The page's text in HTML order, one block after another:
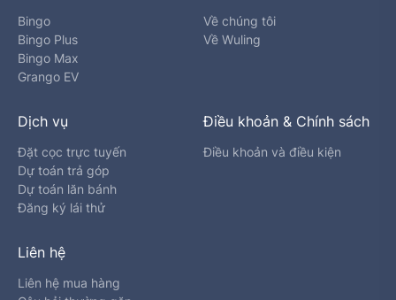
Bingo
Bingo Plus
Bingo Max
Grango EV
Về chúng tôi
Về Wuling
Dịch vụ
Đặt cọc trực tuyến
Dự toán trả góp
Dự toán lăn bánh
Đăng ký lái thử
Điều khoản & Chính sách
Điều khoản và điều kiện
Liên hệ
Liên hệ mua hàng